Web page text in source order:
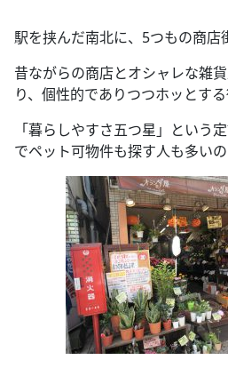
駅を挟んだ南北に、5つもの商店
昔ながらの商店とオシャレな雑
り、個性的でありつつホッとする
「暮らしやすさ五つ星」という
でペット可物件も探す人も多いの